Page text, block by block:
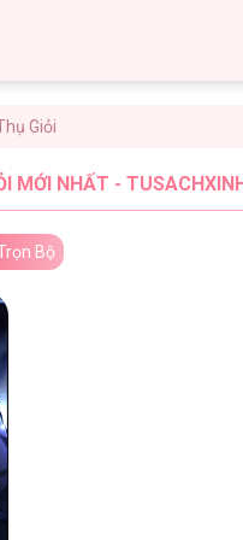
Giỏi
MỚI NHẤT -
Bộ